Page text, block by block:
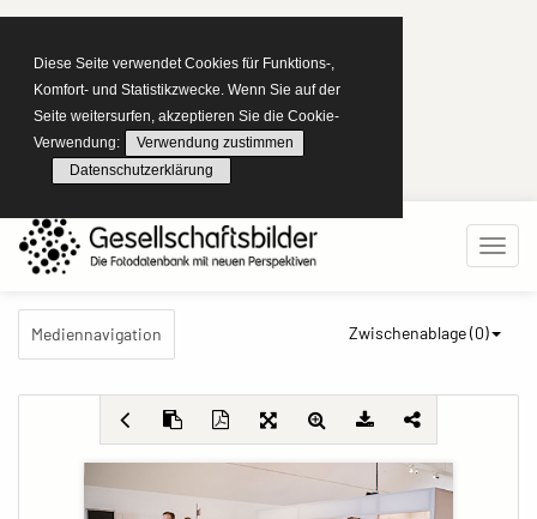
Diese Seite verwendet Cookies für Funktions-,
Komfort- und Statistikzwecke. Wenn Sie auf der
Seite weitersurfen, akzeptieren Sie die Cookie-
Verwendung:
Verwendung zustimmen
Datenschutzerklärung
Mediennavigation Zwischenablage (0)